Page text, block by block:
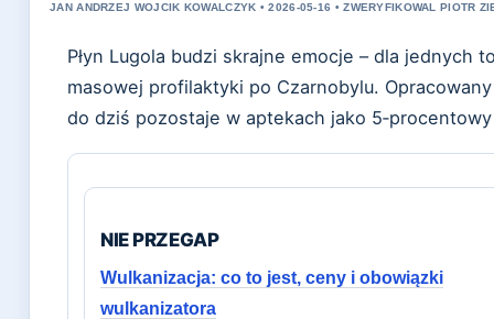
JAN ANDRZEJ WOJCIK KOWALCZYK • 2026-05-16 • ZWERYFIKOWAL PIOTR
Płyn Lugola budzi skrajne emocje – dla jednych
masowej profilaktyki po Czarnobylu.
do dziś pozostaje w aptekach jako
NIE PRZEGAP
Wulkanizacja: co to jest, ceny i obowiązki
wulkanizatora